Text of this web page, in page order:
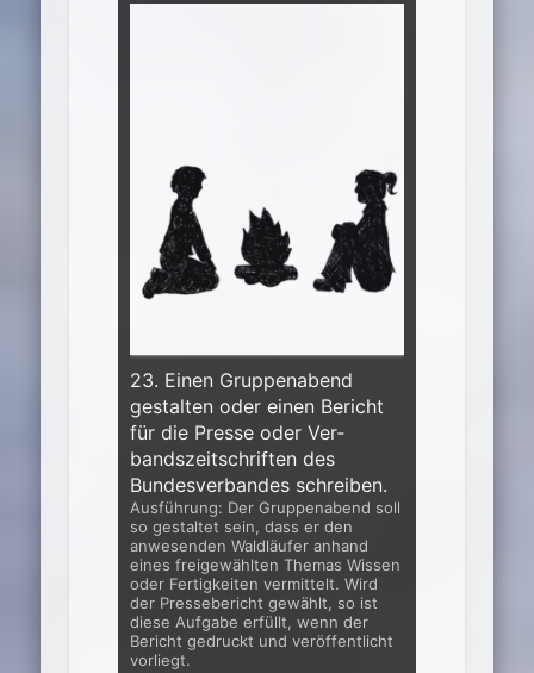
23. Einen Gruppenabend
gestalten oder einen Bericht
für die Presse oder Ver­
bandszeitschriften des
Bundesverbandes schreiben.
Ausführung: Der Gruppenabend soll
so gestaltet sein, dass er den
anwesen­den Waldläufer anhand
eines freigewählten Themas Wissen
oder Fertigkeiten vermittelt. Wird
der Pressebericht gewählt, so ist
diese Aufgabe erfüllt, wenn der
Bericht gedruckt und veröffentlicht
vorliegt.